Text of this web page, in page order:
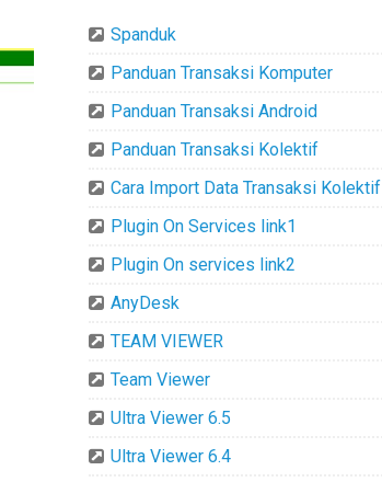
Spanduk
Panduan Transaksi Komputer
Panduan Transaksi Android
Panduan Transaksi Kolektif
Cara Import Data Transaksi Kolektif
Plugin On Services link1
Plugin On services link2
AnyDesk
TEAM VIEWER
Team Viewer
Ultra Viewer 6.5
Ultra Viewer 6.4